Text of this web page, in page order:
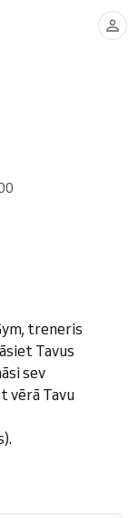
treneris
Tavus
sev
vērā Tavu